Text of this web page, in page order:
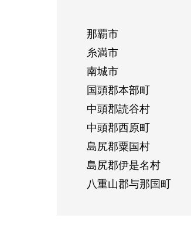
那覇市
糸満市
南城市
国頭郡本部町
中頭郡読谷村
中頭郡西原町
島尻郡粟国村
島尻郡伊是名村
八重山郡与那国町